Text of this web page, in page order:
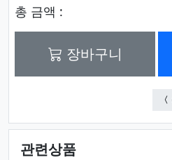
총 금액 :
장바구니
관련상품